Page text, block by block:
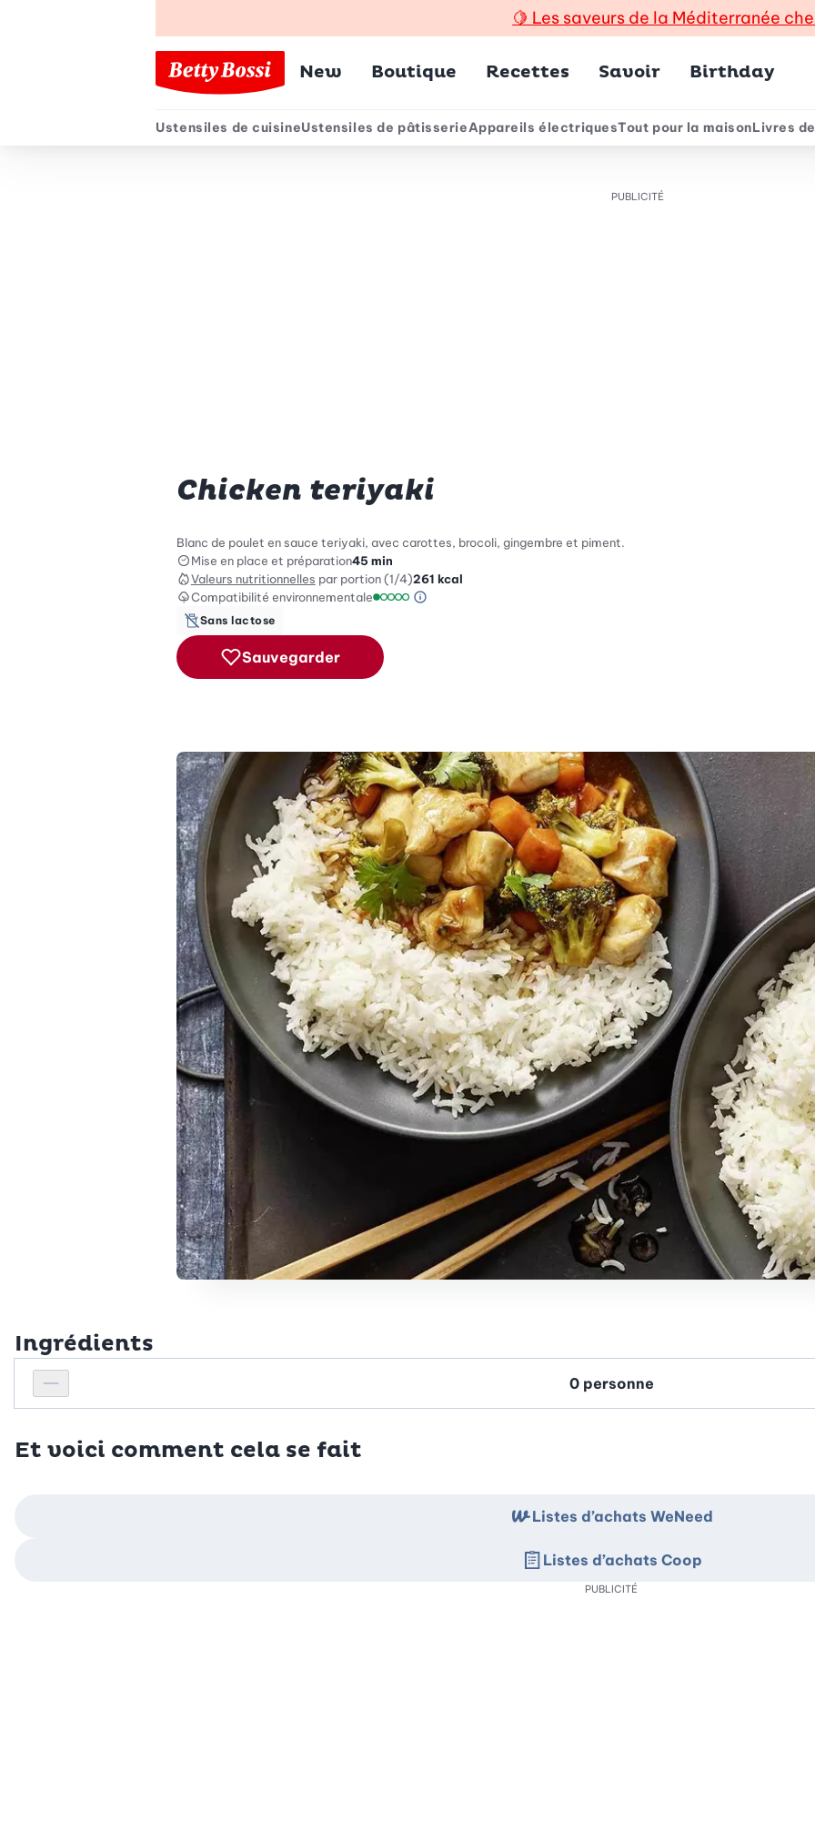
🍋 Les saveurs de la Méditerranée
Menu principal
New Boutique Recettes Savoir Birthday
Menu secondaire
Ustensiles de cuisineUstensiles de pâtisserieAppareils électriquesTout pour la maisonLivres
PUBLICITÉ
Chicken teriyaki
Blanc de poulet en sauce teriyaki, avec carottes, brocoli, gingembre et piment.
Mise en place et préparation45 min
Valeurs nutritionnelles par portion (1/4)261 kcal
Compatibilité environnementale
Information sur l’échelle Green Betty
Sans lactose
Sauvegarder
Ingrédients
Réduire le nombre de personnes
Personnes
Et voici comment cela se fait
Listes d’achats WeNeed
Listes d’achats Coop
PUBLICITÉ